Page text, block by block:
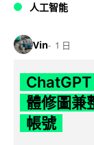
人工智能
Vin 1 日
體修圖兼
帳號